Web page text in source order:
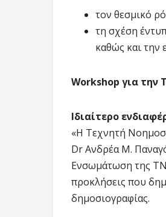
τον θεσμικό
τη σχέση
καθώς και την
Workshop για την
Ιδιαίτερο
«Η Τεχνητή
Dr Ανδρέα Μ.
Ενσωμάτωση της ΤΝ.
προκλήσεις που
δημοσιογραφίας.